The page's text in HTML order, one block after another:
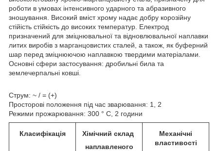
роботи в умовах інтенсивного ударного та абразивного
зношування. Високий вміст хрому надає добру корозійну
стійість стійкість до високих температур. Електрод
призначений для зміцнювальної та відновлювальної наплавки
литих виробів з марганцовистих сталей, а також, як буферний
шар перед зміцнюючою наплавкою твердими матеріалами.
Основні сфери застосування: дробильні била та
землечерпальні ковші.
Струм: ~ / = (+)
Просторові положення під час зварювання: 1, 2
Режими прожарювання: 300 ° С, 2 години
Класифікація
Хімічний склад
наплавленого
Механічні
властивості